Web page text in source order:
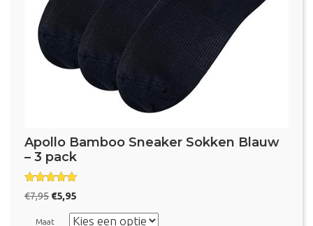
Apollo Bamboo Sneaker Sokken Blauw
– 3 pack
Gewaardeer
d
uit 5
€7,95 Oorspronkelijke
€5,95Huidige
Maat